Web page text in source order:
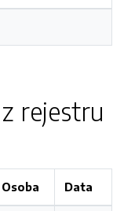
rejestru
Osoba Data